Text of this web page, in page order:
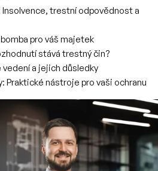
Insolvence, trestní odpovědnost a
pro váš majetek
stává trestný čin?
vedení a jejich důsledky
Praktické nástroje pro vaši ochranu